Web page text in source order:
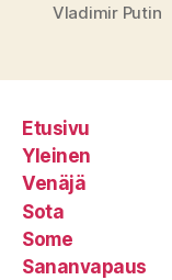
Vladimir Putin
Etusivu
Yleinen
Venäjä
Sota
Some
Sananvapaus